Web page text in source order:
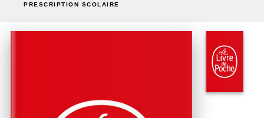
PRESCRIPTION SCOLAIRE